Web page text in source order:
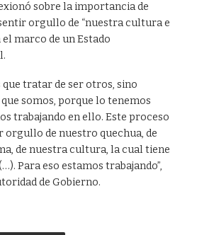
sobre la importancia de
orgullo de “nuestra cultura e
el marco de un Estado
que tratar de ser otros, sino
somos, porque lo tenemos
trabajando en ello. Este proceso
orgullo de nuestro quechua, de
de nuestra cultura, la cual tiene
Para eso estamos trabajando”,
de Gobierno.